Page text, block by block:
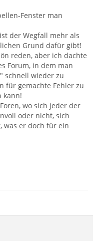
Fenster man
der Wegfall mehr als
Grund dafür gibt!
reden, aber ich dachte
Forum, in dem man
schnell wieder zu
für gemachte Fehler zu
kann!
wo sich jeder der
oder nicht, sich
was er doch für ein